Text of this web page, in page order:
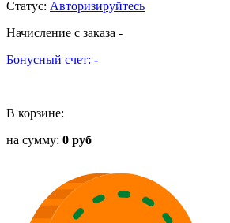
Статус: Авторизируйтесь
Начисление с заказа -
Бонусный счет: -
В корзине:
на сумму: 0 руб